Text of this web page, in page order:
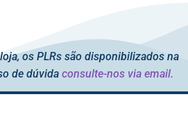
os PLRs são disponibilizados na
de dúvida consulte-nos via email.